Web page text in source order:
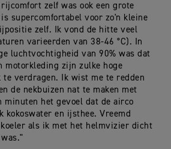
zelf was ook een grote
supercomfortabel voor zo'n kleine
zelf. Ik vond de hitte veel
varieerden van 38-46 °C). In
luchtvochtigheid van 90% was dat
motorkleding zijn zulke hoge
verdragen. Ik wist me te redden
de nekbuizen nat te maken met
minuten het gevoel dat de airco
kokoswater en ijsthee. Vreemd
koeler als ik met het helmvizier dicht